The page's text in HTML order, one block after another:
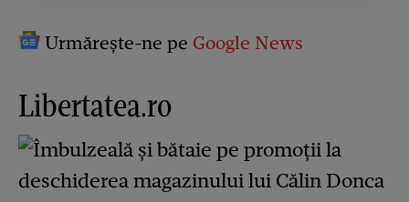
Urmărește-ne pe Google News
Libertatea.ro